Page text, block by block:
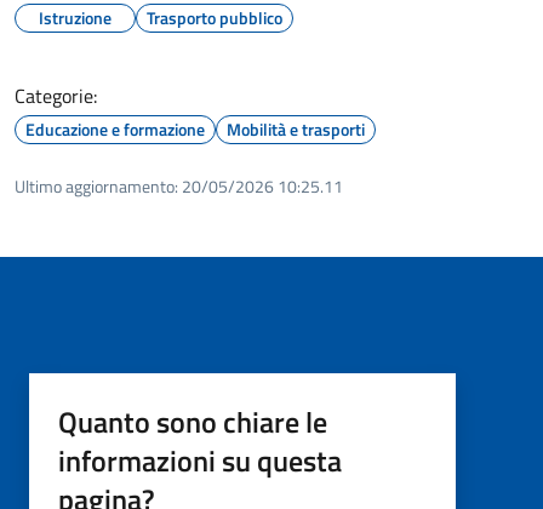
Istruzione Trasporto pubblico
Categorie:
Educazione e formazione Mobilità e trasporti
Ultimo aggiornamento: 20/05/2026 10:25.11
Quanto sono chiare le
informazioni su questa
pagina?